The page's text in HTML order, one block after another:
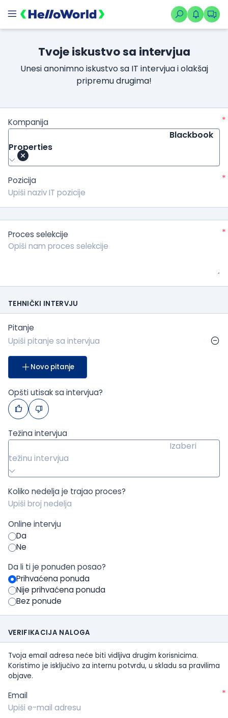
Tvoje iskustvo sa intervjua
Unesi anonimno iskustvo sa IT intervjua i olakšaj
pripremu drugima!
Kompanija
*
Blackbook
Properties
Pozicija *
Proces selekcije *
TEHNIČKI INTERVJU
Pitanje
Novo pitanje
Opšti utisak sa intervjua?
Težina intervjua
Izaberi
težinu intervjua
Koliko nedelja je trajao proces?
Online intervju
Da
Ne
Da li ti je ponuđen posao?
Prihvaćena ponuda
Nije prihvaćena ponuda
Bez ponude
VERIFIKACIJA NALOGA
Tvoja email adresa neće biti vidljiva drugim korisnicima.
Koristimo je isključivo za internu potvrdu, u skladu sa pravilima
objave.
Email *